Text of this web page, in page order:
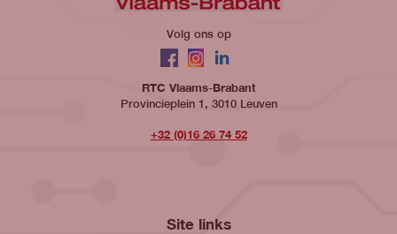
Volg ons op
Facebook
Instagram
LinkedIn
RTC Vlaams-Brabant
Provincieplein 1, 3010 Leuven
+32 (0)16 26 74 52
Site links